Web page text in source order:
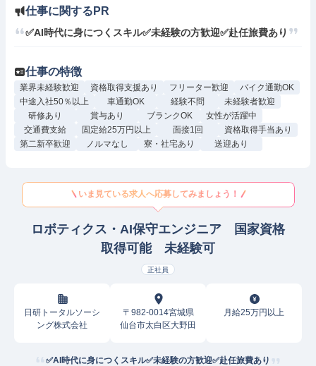
仕事に関するPR
✅AI時代に身につくスキル✅未経験の方歓迎✅赴任旅費あり
仕事の特徴
業界未経験歓迎 資格取得支援あり フリーター歓迎
バイク通勤OK
中途入社50％以上
車通勤OK 経験不問
未経験者歓迎
研修あり
賞与あり ブランクOK
女性が活躍中
交通費支給
固定給25万円以上 面接1回
資格取得手当あり
第二新卒歓迎
ノルマなし 寮・社宅あり 送迎あり
いま見ている求人へ応募してみましょう！
ロボティクス・AI保守エンジニア 国家資格
取得可能 未経験可
正社員
日研トータルソーシ
ング株式会社
〒982-0014宮城県
仙台市太白区大野田
月給25万円以上
✅AI時代に身につくスキル✅未経験の方歓迎✅赴任旅費あり